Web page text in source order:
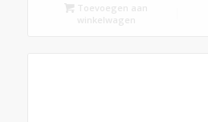
Toevoegen aan
winkelwagen